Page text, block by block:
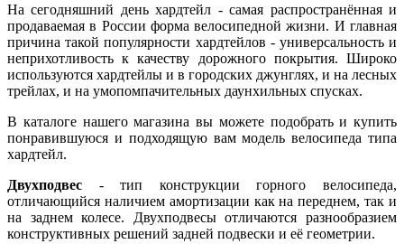
На сегодняшний день хардтейл - самая распространённая и
продаваемая в России форма велосипедной жизни. И главная
причина такой популярности хардтейлов - универсальность и
неприхотливость к качеству дорожного покрытия. Широко
используются хардтейлы и в городских джунглях, и на лесных
трейлах, и на умопомпачительных даунхильных спусках.
В каталоге нашего магазина вы можете подобрать и купить
понравившуюся и подходящую вам модель велосипеда типа
хардтейл.
Двухподвес - тип конструкции горного велосипеда,
отличающийся наличием амортизации как на переднем, так и
на заднем колесе. Двухподвесы отличаются разнообразием
конструктивных решений задней подвески и её геометрии.